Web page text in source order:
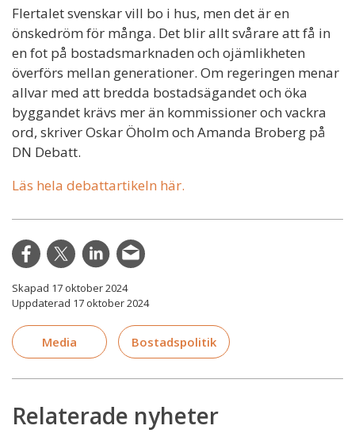
Flertalet svenskar vill bo i hus, men det är en
önskedröm för många. Det blir allt svårare att få in
en fot på bostadsmarknaden och ojämlikheten
överförs mellan generationer. Om regeringen menar
allvar med att bredda bostadsägandet och öka
byggandet krävs mer än kommissioner och vackra
ord, skriver Oskar Öholm och Amanda Broberg på
DN Debatt.
Läs hela debattartikeln här.
Skapad 17 oktober 2024
Uppdaterad 17 oktober 2024
Media Bostadspolitik
Relaterade nyheter